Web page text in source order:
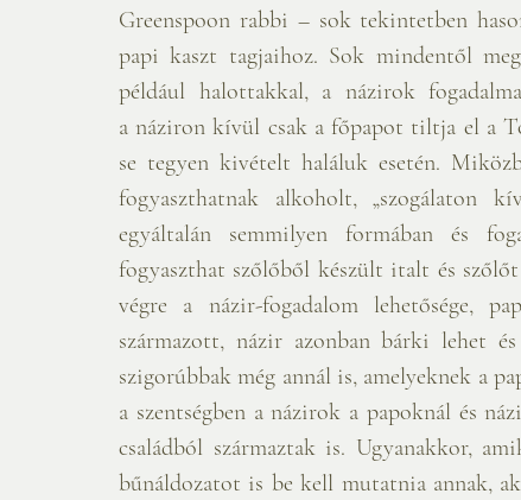
Greenspoon rabbi – sok tekintetben
papi kaszt tagjaihoz. Sok mindentől
például halottakkal, a názirok
a náziron kívül csak a főpapot tiltja el a
se tegyen kivételt haláluk esetén.
fogyaszthatnak alkoholt, „szogálaton
egyáltalán semmilyen formában és
fogyaszthat szőlőből készült italt és szőlőt
végre a názir-fogadalom lehetősége,
származott, názir azonban bárki lehet
szigorúbbak még annál is, amelyeknek a
a szentségben a názirok a papoknál és
családból származtak is. Ugyanakkor,
bűnáldozatot is be kell mutatnia annak,